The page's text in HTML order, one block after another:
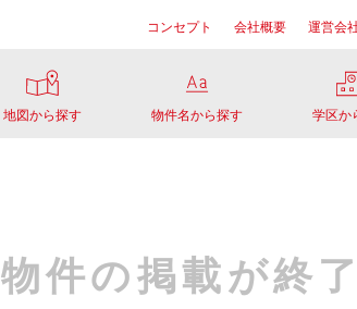
コンセプト 会社概要 運営会
地図から探す 物件名から探す 学区か
物件の掲載が終